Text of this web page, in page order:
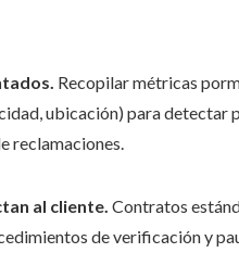
Recopilar métricas
ubicación) para detectar
reclamaciones.
al cliente. Contratos
de verificación y